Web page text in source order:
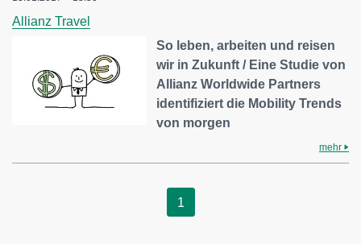
Allianz Travel
So leben, arbeiten und reisen
wir in Zukunft / Eine Studie von
Allianz Worldwide Partners
identifiziert die Mobility Trends
von morgen
mehr
1